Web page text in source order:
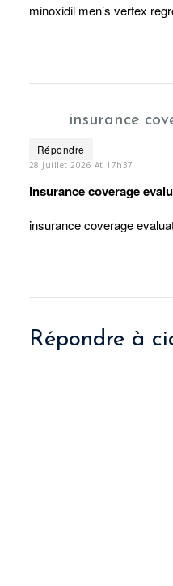
minoxidil men’s vertex
insurance
Répondre
28 Juillet 2026 At 17h37
insurance coverage
insurance coverage
Répondre à